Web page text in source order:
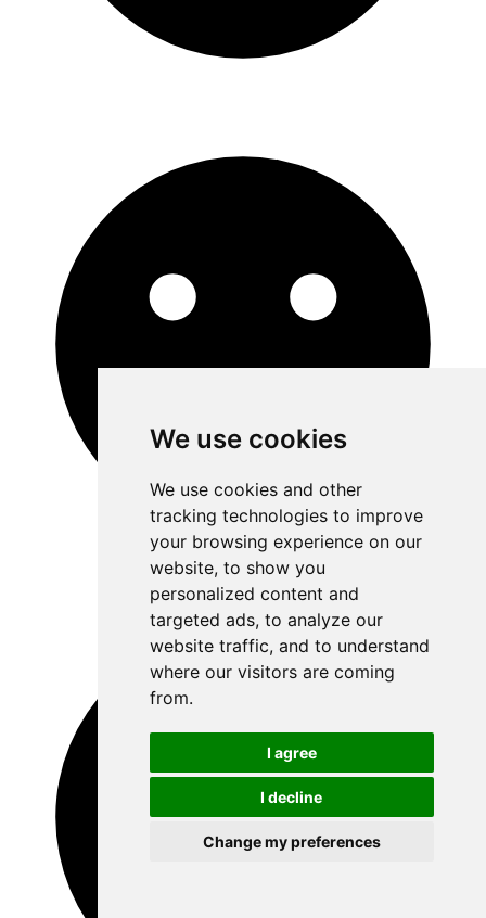
We use cookies
We use cookies and other
tracking technologies to improve
your browsing experience on our
website, to show you
personalized content and
targeted ads, to analyze our
website traffic, and to understand
where our visitors are coming
from.
I agree
I decline
Change my preferences